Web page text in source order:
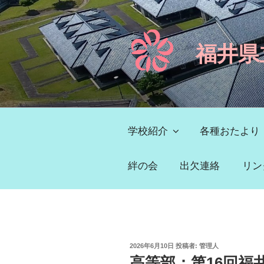
コ
ン
テ
ス
キ
福井
学校紹介 各種おたより
絆の会 出欠連絡 リ
投
稿
2026年6月10日 投稿者: 管理人